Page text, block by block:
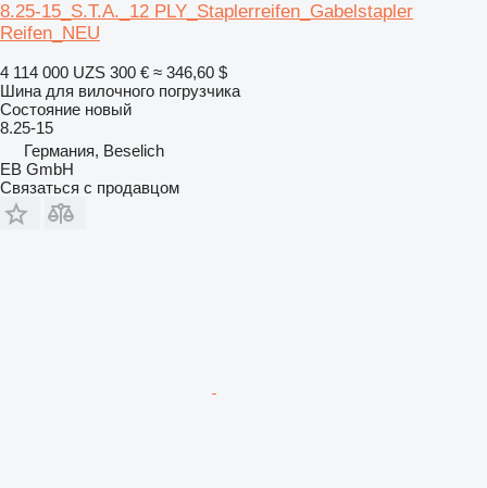
8.25-15_S.T.A._12 PLY_Staplerreifen_Gabelstapler
Reifen_NEU
4 114 000 UZS 300 € ≈ 346,60 $
Шина для вилочного погрузчика
Состояние новый
8.25-15
Германия, Beselich
EB GmbH
Связаться с продавцом